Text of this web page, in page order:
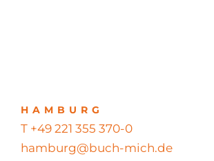
HAMBURG
T +49 221 355 370-0
hamburg@buch-mich.de